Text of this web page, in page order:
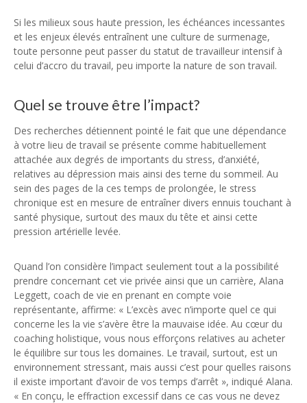
Si les milieux sous haute pression, les échéances incessantes
et les enjeux élevés entraînent une culture de surmenage,
toute personne peut passer du statut de travailleur intensif à
celui d’accro du travail, peu importe la nature de son travail.
Quel se trouve être l’impact?
Des recherches détiennent pointé le fait que une dépendance
à votre lieu de travail se présente comme habituellement
attachée aux degrés de importants du stress, d’anxiété,
relatives au dépression mais ainsi des terne du sommeil. Au
sein des pages de la ces temps de prolongée, le stress
chronique est en mesure de entraîner divers ennuis touchant à
santé physique, surtout des maux du tête et ainsi cette
pression artérielle levée.
Quand l’on considère l’impact seulement tout a la possibilité
prendre concernant cet vie privée ainsi que un carrière, Alana
Leggett, coach de vie en prenant en compte voie
représentante, affirme: « L’excès avec n’importe quel ce qui
concerne les la vie s’avère être la mauvaise idée. Au cœur du
coaching holistique, vous nous efforçons relatives au acheter
le équilibre sur tous les domaines. Le travail, surtout, est un
environnement stressant, mais aussi c’est pour quelles raisons
il existe important d’avoir de vos temps d’arrêt », indiqué Alana.
« En conçu, le effraction excessif dans ce cas vous ne devez